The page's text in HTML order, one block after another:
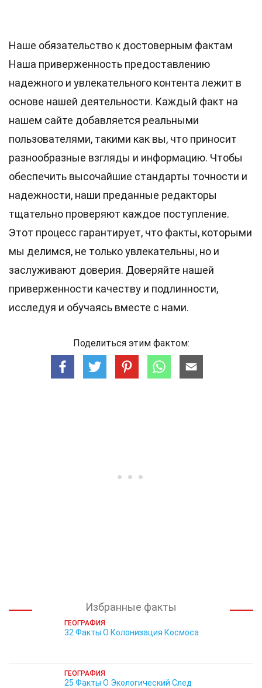
Наше обязательство к достоверным фактам
Наша приверженность предоставлению
надежного и увлекательного контента лежит в
основе нашей деятельности. Каждый факт на
нашем сайте добавляется реальными
пользователями, такими как вы, что приносит
разнообразные взгляды и информацию. Чтобы
обеспечить высочайшие стандарты точности и
надежности, наши преданные редакторы
тщательно проверяют каждое поступление.
Этот процесс гарантирует, что факты, которыми
мы делимся, не только увлекательны, но и
заслуживают доверия. Доверяйте нашей
приверженности качеству и подлинности,
исследуя и обучаясь вместе с нами.
Поделиться этим фактом:
Избранные факты
ГЕОГРАФИЯ
32 Факты О Колонизация Космоса
ГЕОГРАФИЯ
25 Факты О Экологический След